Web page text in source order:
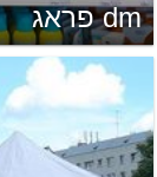
dm פראג